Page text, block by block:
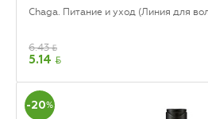
Chaga. Питание и уход (Линия для
6.43BYN
5.14 BYN
-20%